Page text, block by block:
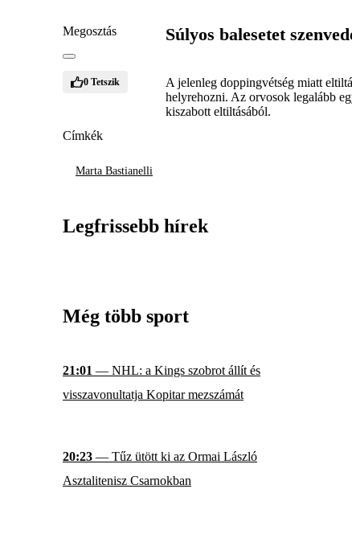
Megosztás
0 Tetszik
Címkék
Marta Bastianelli
Súlyos balesetet
A jelenleg doppingvétség miatt
helyrehozni. Az orvosok legalább
kiszabott eltiltásából.
Legfrissebb hírek
Még több sport
21:01 — NHL: a Kings szobrot állít és
visszavonultatja Kopitar mezszámát
20:23 — Tűz ütött ki az Ormai László
Asztalitenisz Csarnokban